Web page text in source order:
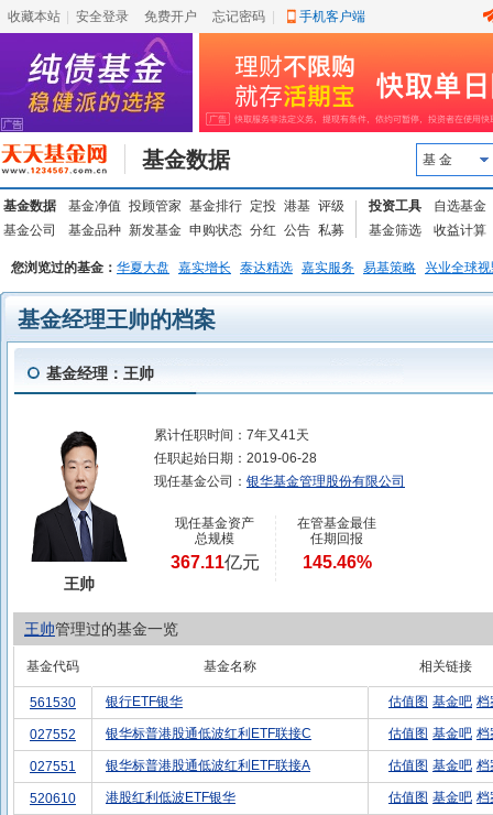
收藏本站 安全登录 免费开户 忘记密码 手机客户端
基金数据 基 金
基金数据 基金净值 投顾管家 基金排行 定投 港基 评级
基金公司
基金品种 新发基金 申购状态 分红 公告 私募
投资工具
自选基金
基金筛选
收益计算
您浏览过的基金： 华夏大盘 嘉实增长 泰达精选 嘉实服务 易基策略 兴业全球
基金经理王帅的档案
基金经理：王帅
王帅
累计任职时间： 7年又41天
任职起始日期： 2019-06-28
现任基金公司： 银华基金管理股份有限公司
现任基金资产
总规模
367.11亿元
在管基金最佳
任期回报
145.46%
王帅管理过的基金一览
基金代码 基金名称 相关链接
561530 银行ETF银华 估值图 基金吧 档
027552 银华标普港股通低波红利ETF联接C 估值图 基金吧 档
027551 银华标普港股通低波红利ETF联接A 估值图 基金吧 档
520610 港股红利低波ETF银华 估值图 基金吧 档